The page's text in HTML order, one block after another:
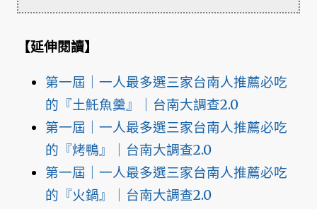
【延伸閱讀】
第一屆｜一人最多選三家台南人推薦必吃
的『土魠魚羹』｜台南大調查2.0
第一屆｜一人最多選三家台南人推薦必吃
的『烤鴨』｜台南大調查2.0
第一屆｜一人最多選三家台南人推薦必吃
的『火鍋』｜台南大調查2.0